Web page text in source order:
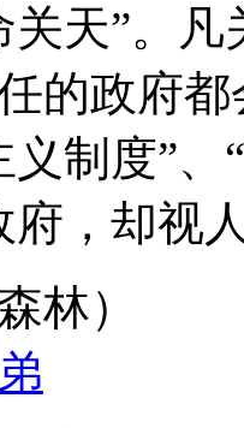
关天”。
的政府
制度”
府，却视
林）